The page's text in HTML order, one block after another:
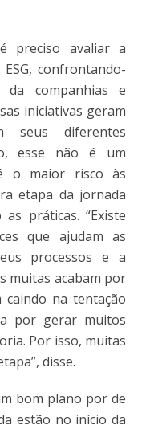
preciso avaliar a
confrontando-
companhias e
iniciativas geram
seus diferentes
esse não é um
o maior risco às
etapa da jornada
práticas. “Existe
que ajudam as
processos e a
muitas acabam por
na tentação
por gerar muitos
Por isso, muitas
disse.
bom plano por de
estão no início da